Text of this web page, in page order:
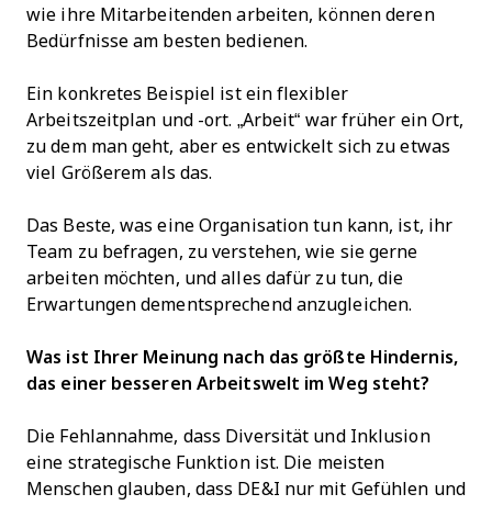
wie ihre Mitarbeitenden arbeiten, können deren
Bedürfnisse am besten bedienen.
Ein konkretes Beispiel ist ein flexibler
Arbeitszeitplan und -ort. „Arbeit“ war früher ein Ort,
zu dem man geht, aber es entwickelt sich zu etwas
viel Größerem als das.
Das Beste, was eine Organisation tun kann, ist, ihr
Team zu befragen, zu verstehen, wie sie gerne
arbeiten möchten, und alles dafür zu tun, die
Erwartungen dementsprechend anzugleichen.
Was ist Ihrer Meinung nach das größte Hindernis,
das einer besseren Arbeitswelt im Weg steht?
Die Fehlannahme, dass Diversität und Inklusion
eine strategische Funktion ist. Die meisten
Menschen glauben, dass DE&I nur mit Gefühlen und